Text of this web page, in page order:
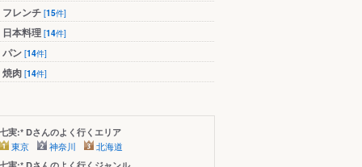
フレンチ [15件]
日本料理 [14件]
パン [14件]
焼肉 [14件]
七実:* Dさんのよく行くエリア
東京 神奈川 北海道